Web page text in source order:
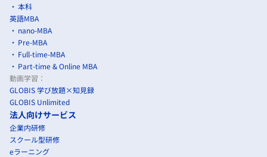
本科
英語MBA
nano-MBA
Pre-MBA
Full-time-MBA
Part-time & Online MBA
動画学習：
GLOBIS 学び放題×知見録
GLOBIS Unlimited
法人向けサービス
企業内研修
スクール型研修
eラーニング